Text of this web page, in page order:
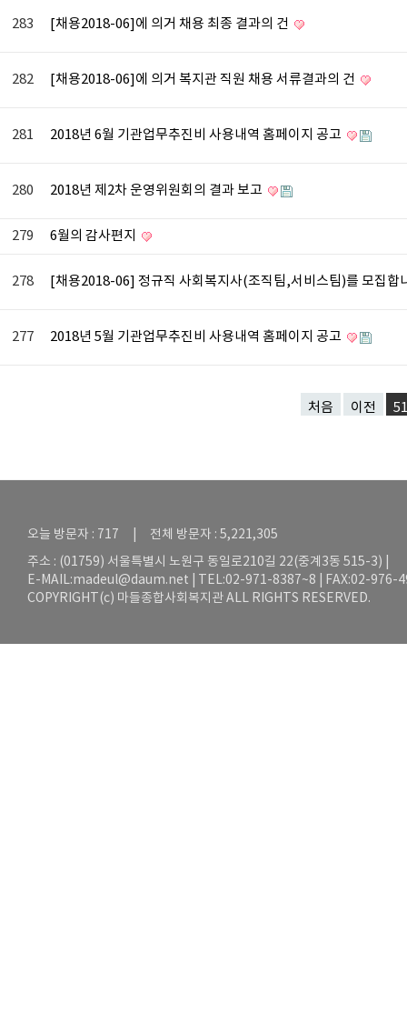
283 [채용2018-06]에 의거 채용 최종 결과의 건
282 [채용2018-06]에 의거 복지관 직원 채용 서류결과의 건
281 2018년 6월 기관업무추진비 사용내역 홈페이지 공고
280 2018년 제2차 운영위원회의 결과 보고
279 6월의 감사편지
278 [채용2018-06] 정규직 사회복지사(조직팀,서비스팀)를 모집합
277 2018년 5월 기관업무추진비 사용내역 홈페이지 공고
처음 이전 51
오늘 방문자 : 717 | 전체 방문자 : 5,221,305
주소 : (01759) 서울특별시 노원구 동일로210길 22(중계3동 515-3) |
E-MAIL:madeul@daum.net | TEL:02-971-8387~8 | FAX:02-976-
COPYRIGHT(c) 마들종합사회복지관 ALL RIGHTS RESERVED.